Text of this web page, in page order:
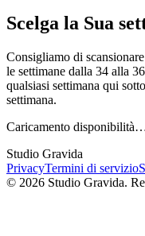
Scelga la Sua
Consigliamo di
le settimane dalla 34 alla
qualsiasi settimana qui
settimana.
Caricamento
Studio Gravida
PrivacyTermini di servizio
© 2026 Studio Gravida.